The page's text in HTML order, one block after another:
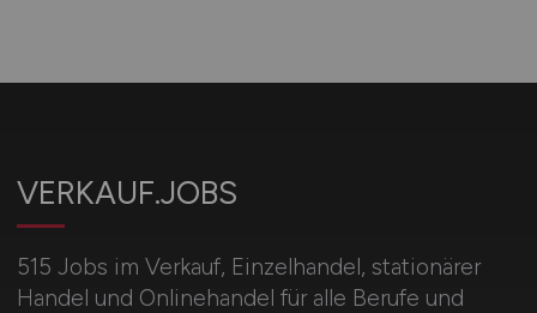
VERKAUF.JOBS
515 Jobs im Verkauf, Einzelhandel, stationärer
Handel und Onlinehandel für alle Berufe und